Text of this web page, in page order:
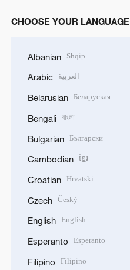
CHOOSE YOUR LANGUAGE
Albanian Shqip
Arabic العربية
Belarusian Беларуская
Bengali বাংলা
Bulgarian Български
Cambodian ខ្មែរ
Croatian Hrvatski
Czech Český
English English
Esperanto Esperanto
Filipino Filipino